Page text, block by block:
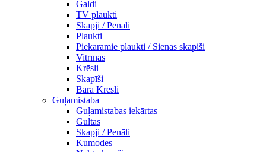
Galdi
TV plaukti
Skapji / Penāli
Plaukti
Piekaramie plaukti / Sienas skapiši
Vitrīnas
Krēsli
Skapīši
Bāra Krēsli
Guļamistaba
Guļamistabas iekārtas
Gultas
Skapji / Penāli
Kumodes